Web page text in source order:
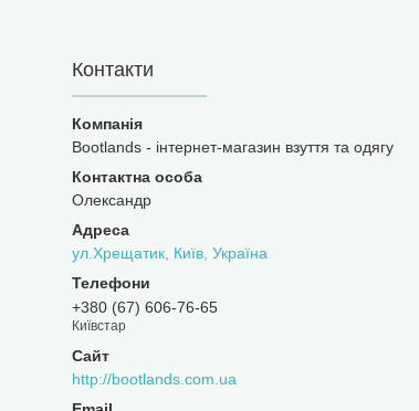
Контакти
Bootlands - інтернет-магазин взуття та одягу
Олександр
ул.Хрещатик, Київ, Україна
+380 (67) 606-76-65
Київстар
http://bootlands.com.ua